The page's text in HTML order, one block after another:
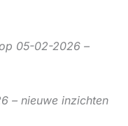
05-02-2026 –
– nieuwe inzichten